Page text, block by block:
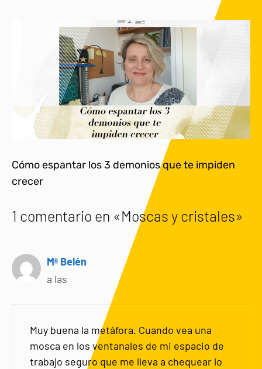
Cómo espantar los 3 demonios que te impiden
crecer
1 comentario en «Moscas y cristales»
Mª Belén
a las
Muy buena la metáfora. Cuando vea una
mosca en los ventanales de mi espacio de
trabajo seguro que me lleva a chequear lo